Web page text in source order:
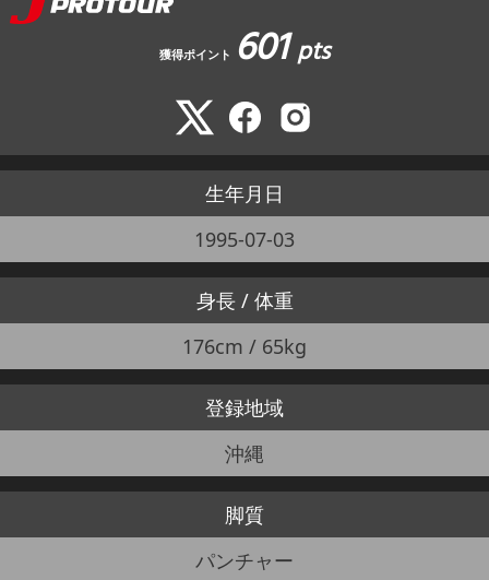
獲得ポイント 601pts
生年月日
1995-07-03
身長 / 体重
176cm / 65kg
登録地域
沖縄
脚質
パンチャー